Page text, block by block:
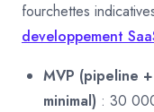
fourchettes
developpement
MVP (pipeline
minimal) : 30